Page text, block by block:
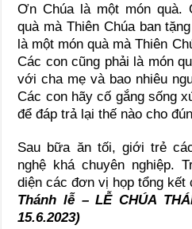
Ơn Chúa là một món quà.
quà mà Thiên Chúa ban
là một món quà mà Thiên
Các con cũng phải là món
với cha mẹ và bao nhiêu
Các con hãy cố gắng sống
để đáp trả lại thế nào cho
Sau bữa ăn tối, giới trẻ
nghệ khá chuyên nghiệp.
diện các đơn vị họp tổng kết
Thánh lễ – LỄ CHÚA
15.6.2023)